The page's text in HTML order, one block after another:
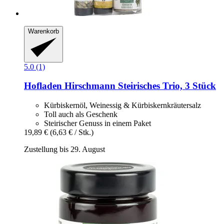
Warenkorb
5.0 (1)
Hofladen Hirschmann Steirisches Trio, 3 Stück
Kürbiskernöl, Weinessig & Kürbiskernkräutersalz
Toll auch als Geschenk
Steirischer Genuss in einem Paket
19,89 € (6,63 € / Stk.)
Zustellung bis 29. August